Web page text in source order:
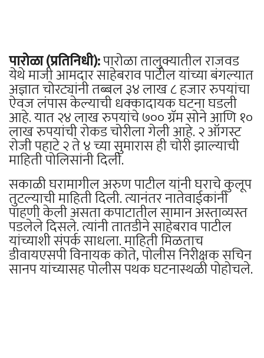
पारोळा (प्रतिनिधी):पारोळा तालुक्यातील राजवड
येथे माजी आमदार साहेबराव पाटील यांच्या बंगल्यात
अज्ञात चोरट्यांनी तब्बल ३४ लाख ८ हजार रुपयांचा
ऐवज लंपास केल्याची धक्कादायक घटना घडली
आहे. यात २४ लाख रुपयांचे ७०० ग्रॅम सोने आणि १०
लाख रुपयांची रोकड चोरीला गेली आहे. २ ऑगस्ट
रोजी पहाटे २ ते ४ च्या सुमारास ही चोरी झाल्याची
माहिती पोलिसांनी दिली.
सकाळी घरामागील अरुण पाटील यांनी घराचे कुलूप
तुटल्याची माहिती दिली. त्यानंतर नातेवाईकांनी
पाहणी केली असता कपाटातील सामान अस्ताव्यस्त
पडलेले दिसले. त्यांनी तातडीने साहेबराव पाटील
यांच्याशी संपर्क साधला. माहिती मिळताच
डीवायएसपी विनायक कोते, पोलीस निरीक्षक सचिन
सानप यांच्यासह पोलीस पथक घटनास्थळी पोहोचले.